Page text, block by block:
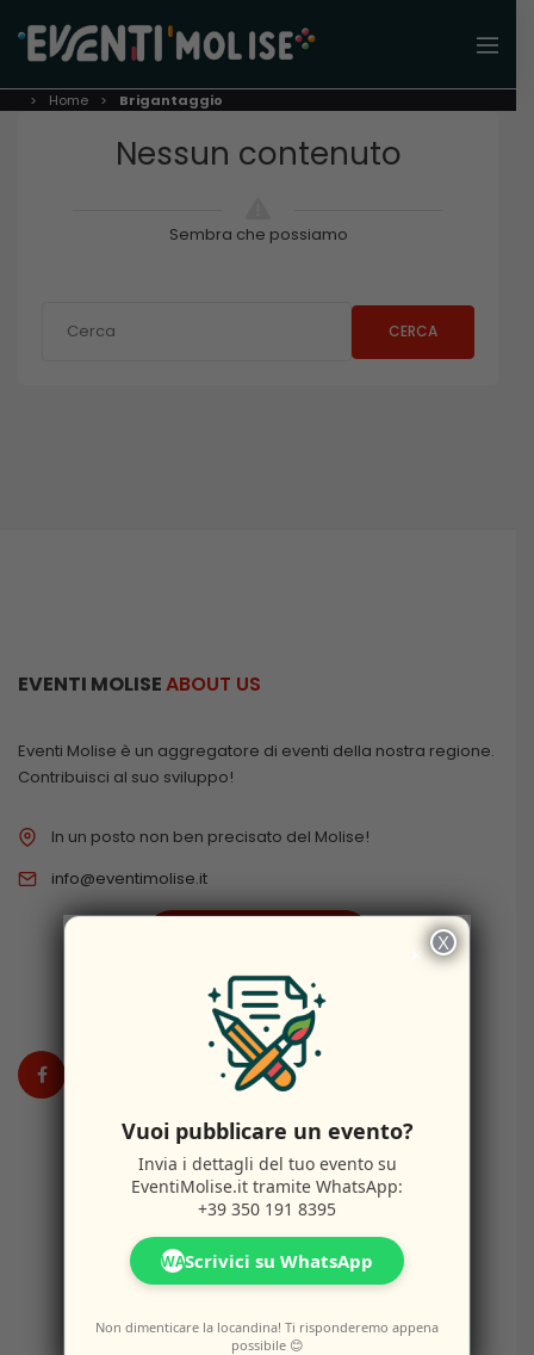
Home Brigantaggio
Nessun contenuto
Sembra che possiamo
CERCA
EVENTI MOLISEABOUT US
Eventi Molise è un aggregatore di eventi della nostra regione.
Contribuisci al suo sviluppo!
In un posto non ben precisato del Molise!
info@eventimolise.it
DISCLAIMER
×
Vuoi pubblicare un evento?
Invia i dettagli del tuo evento su
EventiMolise.it tramite WhatsApp:
+39 350 191 8395
WAScrivici su WhatsApp
Non dimenticare la locandina! Ti risponderemo appena
possibile 😊
X